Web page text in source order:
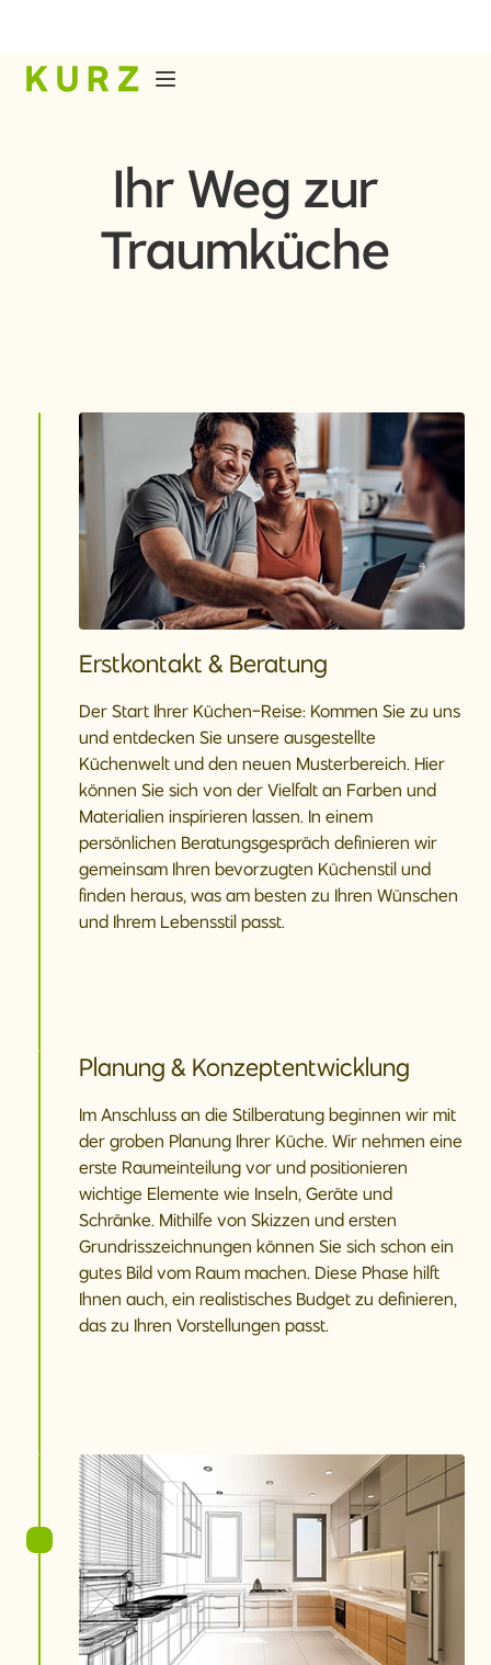
Ihr Weg zur
Traumküche
Erstkontakt & Beratung
Der Start Ihrer Küchen-Reise: Kommen Sie zu uns
und entdecken Sie unsere ausgestellte
Küchenwelt und den neuen Musterbereich. Hier
können Sie sich von der Vielfalt an Farben und
Materialien inspirieren lassen. In einem
persönlichen Beratungsgespräch definieren wir
gemeinsam Ihren bevorzugten Küchenstil und
finden heraus, was am besten zu Ihren Wünschen
und Ihrem Lebensstil passt.
Planung & Konzeptentwicklung
Im Anschluss an die Stilberatung beginnen wir mit
der groben Planung Ihrer Küche. Wir nehmen eine
erste Raumeinteilung vor und positionieren
wichtige Elemente wie Inseln, Geräte und
Schränke. Mithilfe von Skizzen und ersten
Grundrisszeichnungen können Sie sich schon ein
gutes Bild vom Raum machen. Diese Phase hilft
Ihnen auch, ein realistisches Budget zu definieren,
das zu Ihren Vorstellungen passt.